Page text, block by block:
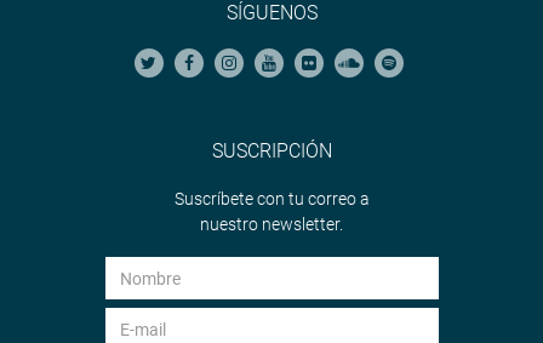
SÍGUENOS
SUSCRIPCIÓN
Suscríbete con tu correo a
nuestro newsletter.